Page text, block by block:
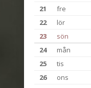
21
fre
22
lör
23
sön
24
mån
25
tis
26
ons